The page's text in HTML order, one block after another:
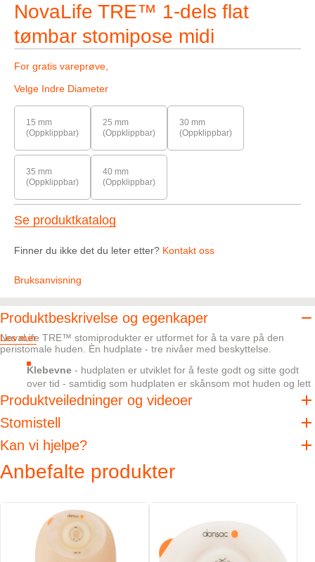
NovaLife TRE™ 1-dels flat
tømbar stomipose midi
For gratis vareprøve,
Velge Indre Diameter
15 mm
(Oppklippbar)
25 mm
(Oppklippbar)
30 mm
(Oppklippbar)
35 mm
(Oppklippbar)
40 mm
(Oppklippbar)
Se produktkatalog
Finner du ikke det du leter etter? Kontakt oss
Bruksanvisning
Produktbeskrivelse og egenkaper
NovaLife TRE™ stomiprodukter er utformet for å ta vare på den
peristomale huden. Èn hudplate - tre nivåer med beskyttelse.
Klebevne - hudplaten er utviklet for å feste godt og sitte godt
over tid - samtidig som hudplaten er skånsom mot huden og lett
å fjerne
og svette, uten at den mister sin styrke
pH-balanse- hudplaten er utviklet for å opprettholde hudens
naturlige pH-balanse og beskytte huden mot
fordøyelsesenzymer
for mye beskyttelse.
Beskrivelse og spesifikasjoner
EasiView™ inspeksjonsluke for enkel observasjon av stomien
Les mer
Produktveiledninger og videoer
Stomistell
Kan vi hjelpe?
Anbefalte produkter